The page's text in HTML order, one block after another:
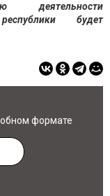
деятельности
республики будет
формате